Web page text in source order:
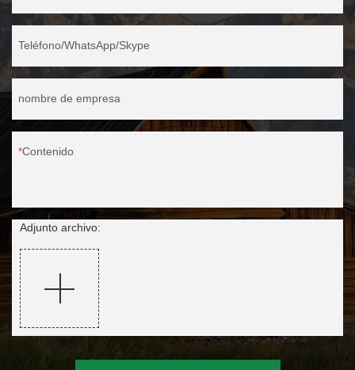
Teléfono/WhatsApp/Skype
nombre de empresa
Contenido
Adjunto archivo: